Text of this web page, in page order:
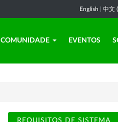
English 中文
COMUNIDADE EVENTOS
REQUISITOS DE SISTEMA